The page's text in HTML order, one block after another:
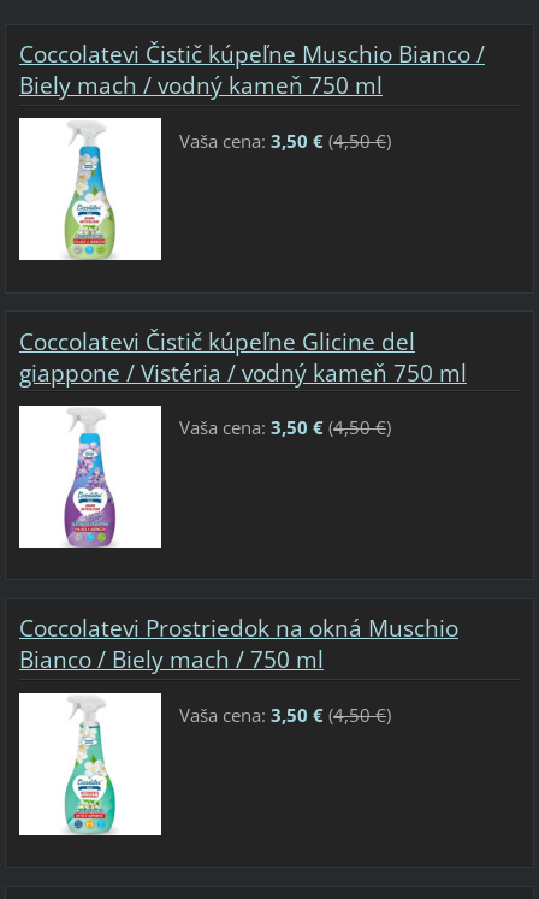
Coccolatevi Čistič kúpeľne Muschio Bianco /
Biely mach / vodný kameň 750 ml
Vaša cena: 3,50 €(4,50 €)
Coccolatevi Čistič kúpeľne Glicine del
giappone / Vistéria / vodný kameň 750 ml
Vaša cena: 3,50 €(4,50 €)
Coccolatevi Prostriedok na okná Muschio
Bianco / Biely mach / 750 ml
Vaša cena: 3,50 €(4,50 €)